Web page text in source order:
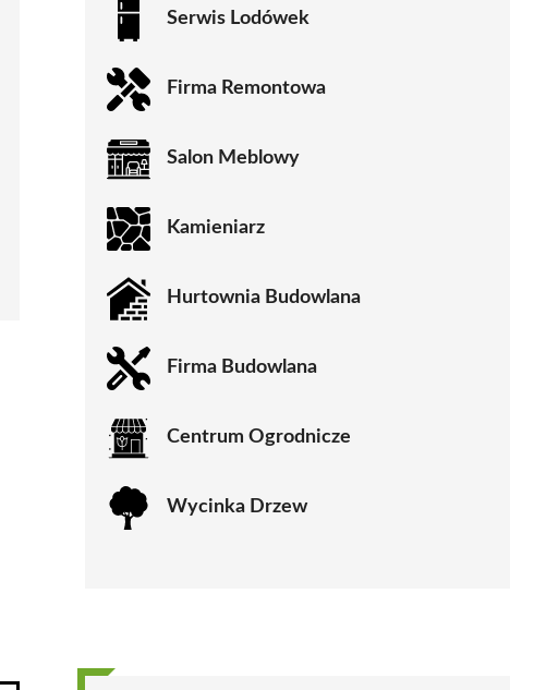
Serwis Lodówek
Firma Remontowa
Salon Meblowy
Kamieniarz
Hurtownia Budowlana
Firma Budowlana
Centrum Ogrodnicze
Wycinka Drzew